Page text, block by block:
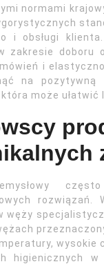
normami
i obsługi
zakresie doboru
i
na
może ułatwić
węży
higienicznych